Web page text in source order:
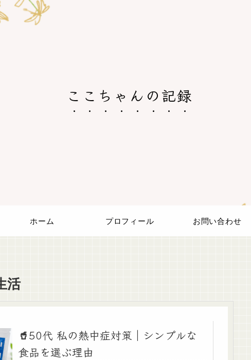
ここちゃんの記録
ホーム プロフィール お問い合わせ
活
🥤50代 私の熱中症対策｜シンプルな
食品を選ぶ理由